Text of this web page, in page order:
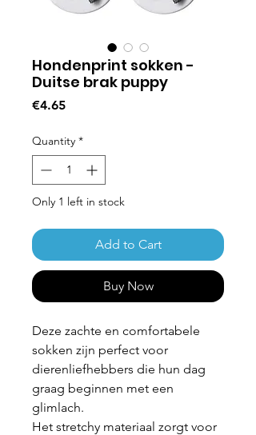
Hondenprint sokken -
Duitse brak puppy
€4.65Price
Quantity *
Only 1 left in stock
Add to Cart
Buy Now
Deze zachte en comfortabele
sokken zijn perfect voor
dierenliefhebbers die hun dag
graag beginnen met een
glimlach.
Het stretchy materiaal zorgt voor